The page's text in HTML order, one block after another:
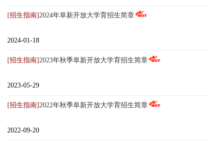
[招生指南]2024年阜新开放大学育招生简章
2024-01-18
[招生指南]2023年秋季阜新开放大学育招生简章
2023-05-29
[招生指南]2022年秋季阜新开放大学育招生简章
2022-09-20